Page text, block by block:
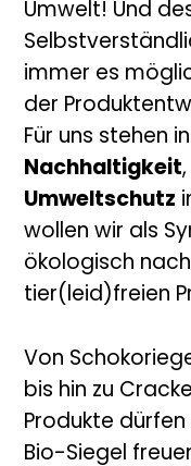
Umwelt! Und
immer es
der
Für uns stehen
Nachhaltigkeit
Umweltschutz
wollen wir als
ökologisch
tier(leid)freien
Von
bis hin zu
Produkte
Bio-Siegel